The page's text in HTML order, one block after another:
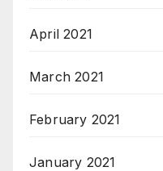
April 2021
March 2021
February 2021
January 2021